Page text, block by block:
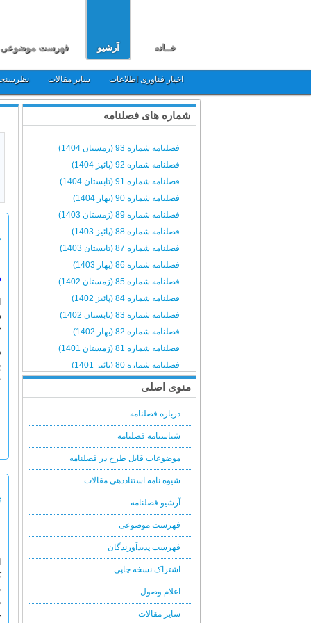
خــانه آرشیو فهرست موضوعی
اخبار فناوری اطلاعات سایر مقالات
شماره های فصلنامه
فصلنامه شماره 93 (زمستان 1404)
فصلنامه شماره 92 (پائیز 1404)
فصلنامه شماره 91 (تابستان 1404)
فصلنامه شماره 90 (بهار 1404)
فصلنامه شماره 89 (زمستان 1403)
فصلنامه شماره 88 (پائیز 1403)
فصلنامه شماره 87 (تابستان 1403)
فصلنامه شماره 86 (بهار 1403)
فصلنامه شماره 85 (زمستان 1402)
فصلنامه شماره 84 (پائیز 1402)
فصلنامه شماره 83 (تابستان 1402)
فصلنامه شماره 82 (بهار 1402)
فصلنامه شماره 81 (زمستان 1401)
فصلنامه شماره 80 (پائیز 1401)
فصلنامه شماره 79 (تابستان 1401)
فصلنامه شماره 78 (بهار 1401)
فصلنامه شماره 77 (زمستان 1400)
فصلنامه شماره 76 (پائیز 1400)
فصلنامه شماره 75 (تابستان 1400)
فصلنامه شماره 74 (بهار 1400)
فصلنامه شماره 73 (زمستان 1399)
فصلنامه شماره 72 (پائیز 1399)
فصلنامه شماره 71 (تابستان 1399)
فصلنامه شماره 70 (بهار 1399)
فصلنامه شماره 69 (زمستان 1398)
فصلنامه شماره 68 (پائیز 1398)
فصلنامه شماره 67 (تابستان 1398)
فصلنامه شماره 66 (بهار 1398)
فصلنامه شماره 65 (زمستان 1397)
منوی اصلی
درباره فصلنامه
شناسنامه فصلنامه
موضوعات قابل طرح در فصلنامه
شیوه نامه استناددهی مقالات
آرشیو فصلنامه
فهرست موضوعی
فهرست پدیدآورندگان
اشتراک نسخه چاپی
اعلام وصول
سایر مقالات